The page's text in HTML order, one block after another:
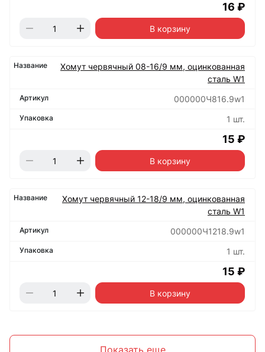
16 ₽
В корзину
Хомут червячный 08-16/9 мм, оцинкованная
сталь W1
000000Ч816.9w1
1 шт.
15 ₽
В корзину
Хомут червячный 12-18/9 мм, оцинкованная
сталь W1
000000Ч1218.9w1
1 шт.
15 ₽
В корзину